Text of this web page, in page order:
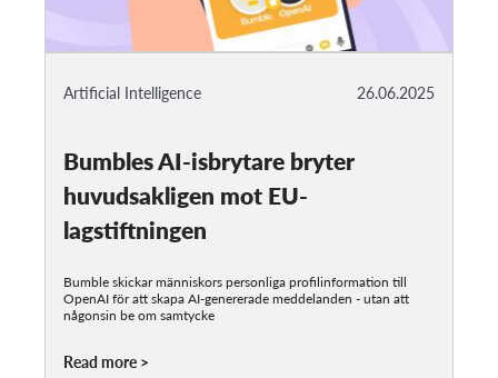
26.06.2025
Artificial Intelligence
Bumbles AI-isbrytare bryter
huvudsakligen mot EU-
lagstiftningen
Bumble skickar människors personliga profilinformation till
OpenAI för att skapa AI-genererade meddelanden - utan att
någonsin be om samtycke
Read more